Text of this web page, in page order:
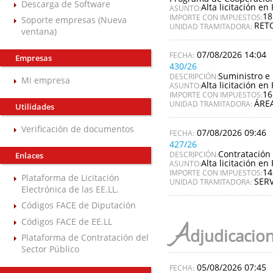
Descarga de Software
Soporte empresas (Nueva
ventana)
Empresas
Mi empresa
Utilidades
Verificación de documentos
Enlaces
Plataforma de Licitación
Electrónica de las EE.LL.
Códigos FACE de Diputación
Códigos FACE de EE.LL
Plataforma de Contratación del
Sector Público
ASUNTO:Alta licitación en
IMPORTE CON IMPUESTOS:
UNIDAD TRAMITADORA:
07/08/2026 14:04
430/26
DESCRIPCIÓN:Suministro e
ASUNTO:Alta licitación en
IMPORTE CON IMPUESTOS:
UNIDAD TRAMITADORA:
07/08/2026 09:46
427/26
DESCRIPCIÓN:Contratación
ASUNTO:Alta licitación en
IMPORTE CON IMPUESTOS:
UNIDAD TRAMITADORA:
A
05/08/2026 07:45